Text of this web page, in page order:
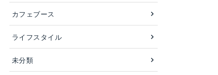
カフェブース
ライフスタイル
未分類